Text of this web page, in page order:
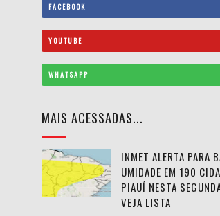
FACEBOOK
YOUTUBE
WHATSAPP
MAIS ACESSADAS...
INMET ALERTA PARA
UMIDADE EM 190
PIAUÍ NESTA
VEJA LISTA